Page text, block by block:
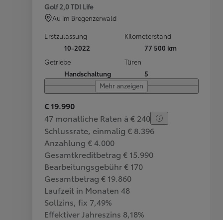
Golf 2,0 TDI Life
Au im Bregenzerwald
Erstzulassung
10-2022
Kilometerstand
77 500 km
Getriebe
Handschaltung
Türen
5
Mehr anzeigen
€ 19.990
47 monatliche Raten à € 240
Schlussrate, einmalig € 8.396
Anzahlung € 4.000
Gesamtkreditbetrag € 15.990
Bearbeitungsgebühr € 170
Gesamtbetrag € 19.860
Laufzeit in Monaten 48
Sollzins, fix 7,49%
Effektiver Jahreszins 8,18%